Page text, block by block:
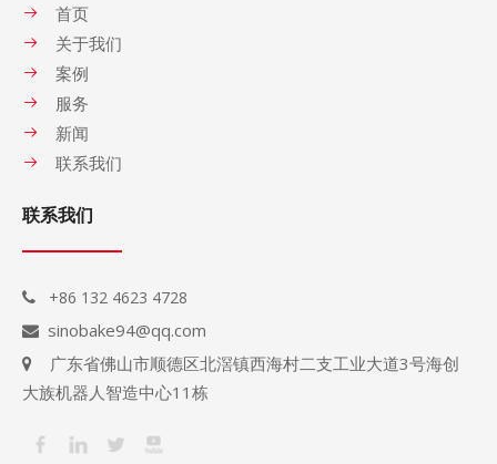
首页
关于我们
案例
服务
新闻
联系我们
联系我们
 +86 132 4623 4728
 sinobake94@qq.com

广东省佛山市顺德区北滘镇西海村二支工业大道3号海创
大族机器人智造中心11栋